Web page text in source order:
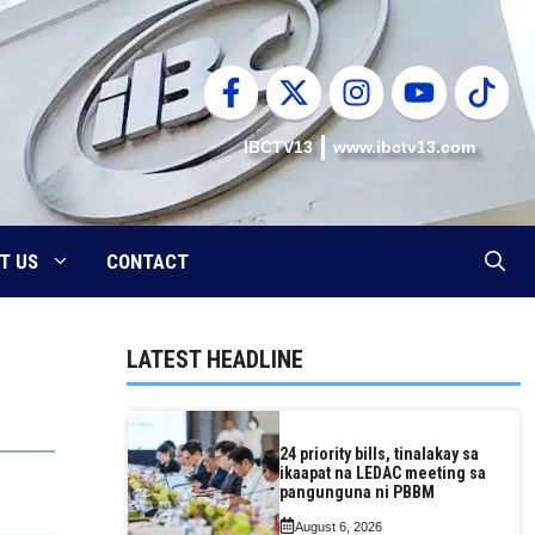
IBCTV13 www.ibctv13.com
US CONTACT
LATEST HEADLINE
24 priority bills, tinalakay sa
ikaapat na LEDAC meeting sa
pangunguna ni PBBM
August 6, 2026